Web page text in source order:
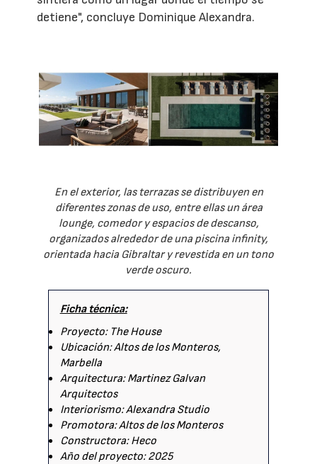
detiene", concluye Dominique Alexandra.
En el exterior, las terrazas se distribuyen en
diferentes zonas de uso, entre ellas un área
lounge, comedor y espacios de descanso,
organizados alrededor de una piscina infinity,
orientada hacia Gibraltar y revestida en un tono
verde oscuro.
Ficha técnica:
Proyecto: The House
Ubicación: Altos de los Monteros,
Marbella
Arquitectura: Martinez Galvan
Arquitectos
Interiorismo: Alexandra Studio
Promotora: Altos de los Monteros
Constructora: Heco
Año del proyecto: 2025